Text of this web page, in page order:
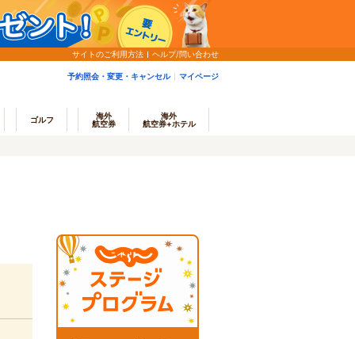
サイトのご利用方法 ヘルプ/問い合わせ
予約照会・変更・キャンセル マイページ
ゴルフ
海外
航空券
海外
航空券+ホテル